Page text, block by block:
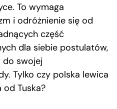
To wymaga
i odróżnienie się od
część
dla siebie postulatów,
do swojej
Tylko czy polska lewica
Tuska?